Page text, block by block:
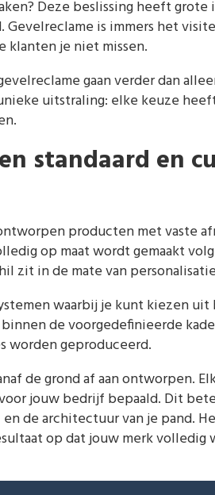
Deze beslissing heeft
is immers het
je niet missen.
gaan verder dan
uitstraling: elke keuze
standaard en
producten met vaste
op maat wordt gemaakt
zit in de mate van
waarbij je kunt kiezen
de voorgedefinieerde
worden geproduceerd.
de grond af aan ontworpen.
jouw bedrijf bepaald. Dit
de architectuur van je pand.
op dat jouw merk volledig